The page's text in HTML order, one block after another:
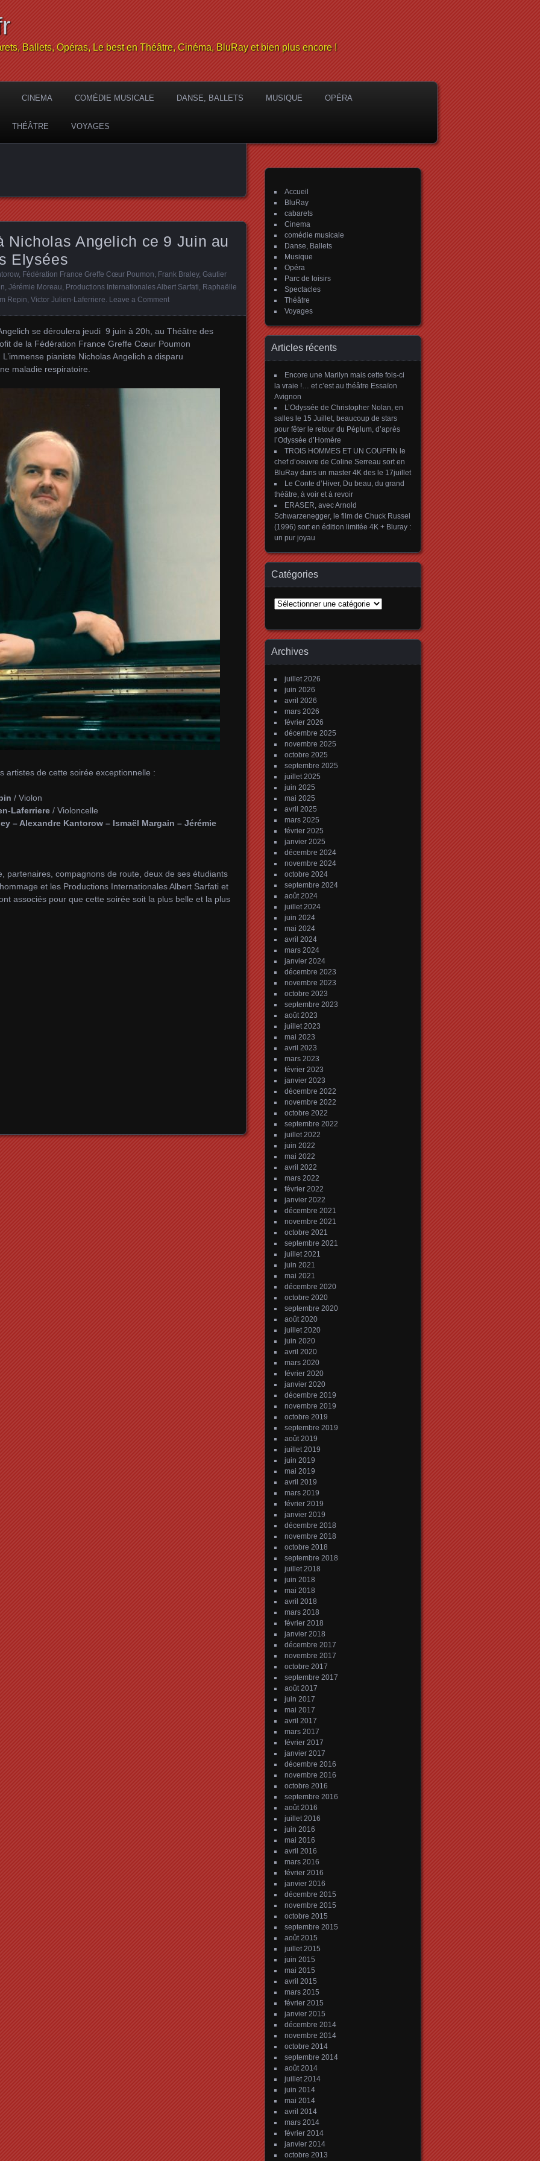
Ballets, Opéras, Le best en Théâtre, Cinéma, BluRay et bien plus encore !
CINEMA COMÉDIE MUSICALE DANSE, BALLETS MUSIQUE OPÉRA
THÉÂTRE VOYAGES
Nicholas Angelich ce 9 Juin au
Elysées
, Fédération France Greffe Cœur Poumon Frank Braley, Gautier
Jérémie Moreau Productions Internationales Albert Sarfati Raphaëlle
Repin Victor Julien-Laferriere Leave a Comment
se déroulera jeudi 9 juin à 20h, au Théâtre des
de la Fédération France Greffe Cœur Poumon
L’immense pianiste Nicholas Angelich a disparu
maladie respiratoire.
artistes de cette soirée exceptionnelle :
/ Violon
Laferriere / Violoncelle
– Alexandre Kantorow – Ismaël Margain – Jérémie
partenaires, compagnons de route, deux de ses étudiants
et les Productions Internationales Albert Sarfati et
associés pour que cette soirée soit la plus belle et la plus
Accueil
BluRay
cabarets
Cinema
comédie musicale
Danse, Ballets
Musique
Opéra
Parc de loisirs
Spectacles
Théâtre
Voyages
Articles récents
Encore une Marilyn mais cette fois-ci
la vraie !… et c’est au théâtre Essaïon
Avignon
L’Odyssée de Christopher Nolan, en
salles le 15 Juillet, beaucoup de stars
pour fêter le retour du Péplum, d’après
l’Odyssée d’Homère
TROIS HOMMES ET UN COUFFIN le
chef d’oeuvre de Coline Serreau sort en
BluRay dans un master 4K des le 17juillet
Le Conte d’Hiver, Du beau, du grand
théâtre, à voir et à revoir
ERASER, avec Arnold
Schwarzenegger, le film de Chuck Russel
(1996) sort en édition limitée 4K + Bluray :
un pur joyau
Catégories
Catégories
Archives
juillet 2026
juin 2026
avril 2026
mars 2026
février 2026
décembre 2025
novembre 2025
octobre 2025
septembre 2025
juillet 2025
juin 2025
mai 2025
avril 2025
mars 2025
février 2025
janvier 2025
décembre 2024
novembre 2024
octobre 2024
septembre 2024
août 2024
juillet 2024
juin 2024
mai 2024
avril 2024
mars 2024
janvier 2024
décembre 2023
novembre 2023
octobre 2023
septembre 2023
août 2023
juillet 2023
mai 2023
avril 2023
mars 2023
février 2023
janvier 2023
décembre 2022
novembre 2022
octobre 2022
septembre 2022
juillet 2022
juin 2022
mai 2022
avril 2022
mars 2022
février 2022
janvier 2022
décembre 2021
novembre 2021
octobre 2021
septembre 2021
juillet 2021
juin 2021
mai 2021
décembre 2020
octobre 2020
septembre 2020
août 2020
juillet 2020
juin 2020
avril 2020
mars 2020
février 2020
janvier 2020
décembre 2019
novembre 2019
octobre 2019
septembre 2019
août 2019
juillet 2019
juin 2019
mai 2019
avril 2019
mars 2019
février 2019
janvier 2019
décembre 2018
novembre 2018
octobre 2018
septembre 2018
juillet 2018
juin 2018
mai 2018
avril 2018
mars 2018
février 2018
janvier 2018
décembre 2017
novembre 2017
octobre 2017
septembre 2017
août 2017
juin 2017
mai 2017
avril 2017
mars 2017
février 2017
janvier 2017
décembre 2016
novembre 2016
octobre 2016
septembre 2016
août 2016
juillet 2016
juin 2016
mai 2016
avril 2016
mars 2016
février 2016
janvier 2016
décembre 2015
novembre 2015
octobre 2015
septembre 2015
août 2015
juillet 2015
juin 2015
mai 2015
avril 2015
mars 2015
février 2015
janvier 2015
décembre 2014
novembre 2014
octobre 2014
septembre 2014
août 2014
juillet 2014
juin 2014
mai 2014
avril 2014
mars 2014
février 2014
janvier 2014
octobre 2013